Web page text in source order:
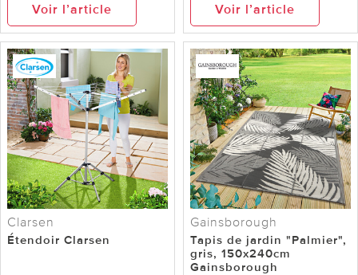
Voir l’article Voir l’article
Clarsen
Étendoir Clarsen
Gainsborough
Tapis de jardin "Palmier",
gris, 150x240cm
Gainsborough